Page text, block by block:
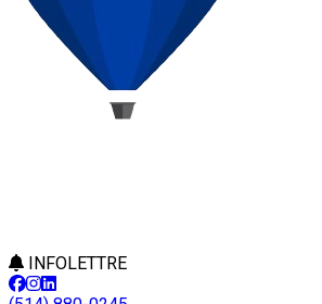
INFOLETTRE